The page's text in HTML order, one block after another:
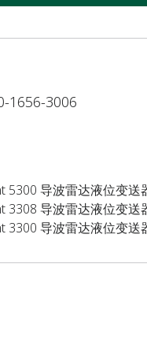
1656-3006
5300 导波雷达液位变送
3308 导波雷达液位变送
3300 导波雷达液位变送